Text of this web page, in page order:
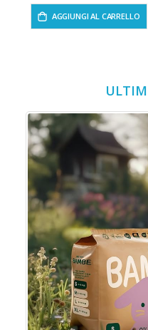
AGGIUNGI AL CARRELLO